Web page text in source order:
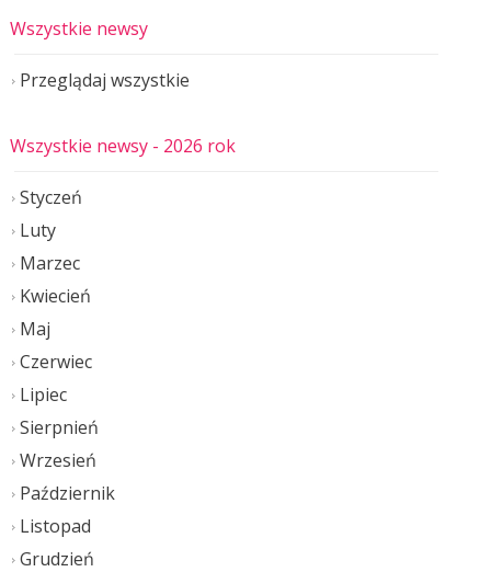
Wszystkie newsy
Przeglądaj wszystkie
Wszystkie newsy - 2026 rok
Styczeń
Luty
Marzec
Kwiecień
Maj
Czerwiec
Lipiec
Sierpnień
Wrzesień
Październik
Listopad
Grudzień